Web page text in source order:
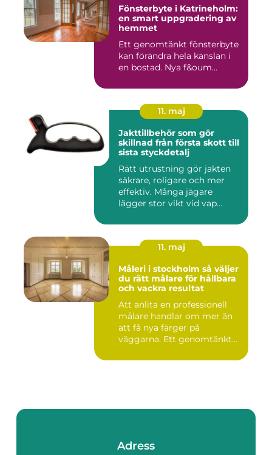
Fönsterbyte i Katrineholm:
en smart uppgradering av
hemmet
Ett genomtänkt fönsterbyte
kan förändra hela känslan i
en bostad. Nya f&oum...
11. maj
Jakttillbehör som gör
skillnad från första skott till
sista styckdetalj
Rätt utrustning gör jakten
säkrare, roligare och mer
effektiv. Många jägare
lägger stor vikt vid vap...
11. maj
Måleri i stockholm så väljer
du rätt målare för hållbara
och vackra resultat
Att anlita en professionell
målare handlar om mer än
att få nya färger på
väggarna. Ett genomtänkt
Adress